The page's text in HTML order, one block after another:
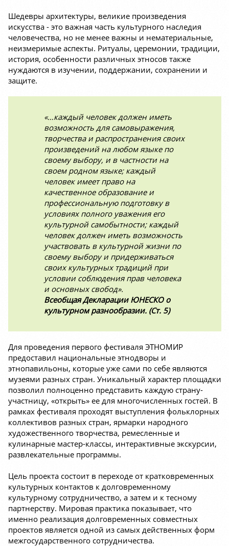
Шедевры архитектуры, великие произведения
искусства - это важная часть культурного наследия
человечества, но не менее важны и нематериальные,
неизмеримые аспекты. Ритуалы, церемонии, традиции,
история, особенности различных этносов также
нуждаются в изучении, поддержании, сохранении и
защите.
«…каждый человек должен иметь
возможность для самовыражения,
творчества и распространения своих
произведений на любом языке по
своему выбору, и в частности на
своем родном языке; каждый
человек имеет право на
качественное образование и
профессиональную подготовку в
условиях полного уважения его
культурной самобытности; каждый
человек должен иметь возможность
участвовать в культурной жизни по
своему выбору и придерживаться
своих культурных традиций при
условии соблюдения прав человека
и основных свобод».
Всеобщая Декларации ЮНЕСКО о
культурном разнообразии. (Ст. 5)
Для проведения первого фестиваля ЭТНОМИР
предоставил национальные этнодворы и
этнопавильоны, которые уже сами по себе являются
музеями разных стран. Уникальный характер площадки
позволил полноценно представить каждую страну-
участницу, «открыть» ее для многочисленных гостей. В
рамках фестиваля проходят выступления фольклорных
коллективов разных стран, ярмарки народного
художественного творчества, ремесленные и
кулинарные мастер-классы, интерактивные экскурсии,
развлекательные программы.
Цель проекта состоит в переходе от кратковременных
культурных контактов к долговременному
культурному сотрудничество, а затем и к тесному
партнерству. Мировая практика показывает, что
именно реализация долговременных совместных
проектов является одной из самых действенных форм
межгосударственного сотрудничества.